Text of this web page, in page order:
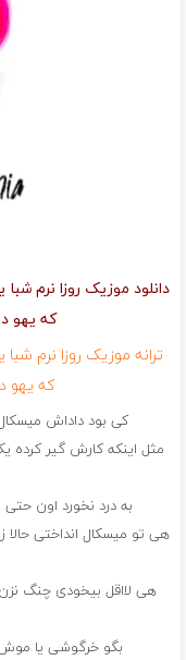
دانلود موزیک روزا نرم
که یهو
ترانه موزیک روزا نرم
که یهو
کی بود داداش
مثل اینکه کارش گیر
به درد نخورد اون
هی تو میسکال انداختی
هی لااقل بیخودی چنگ
بگو خرگوشی یا